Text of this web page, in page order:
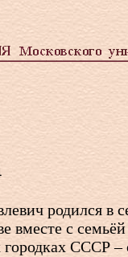
родился в
вместе с
городках СССР –